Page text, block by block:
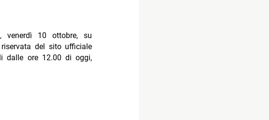
venerdì 10 ottobre, su
del sito ufficiale
dalle ore 12.00 di oggi,